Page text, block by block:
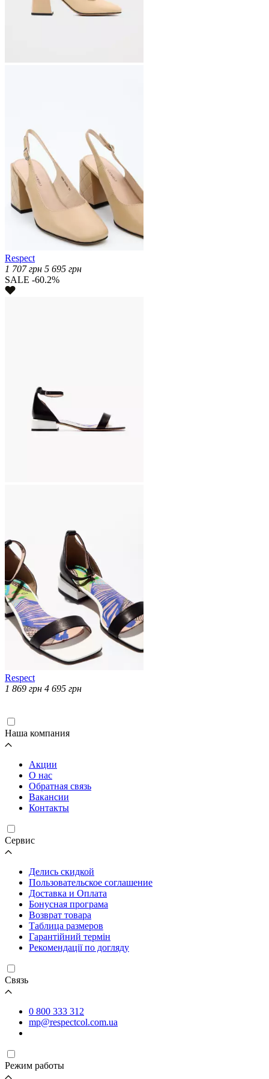
Respect
1 707грн 5 695 грн
SALE -60.2%
Respect
1 869 грн 4 695 грн
Наша компания
Акции
О нас
Обратная связь
Вакансии
Контакты
Cервис
Делись скидкой
Пользовательское соглашение
Доставка и Оплата
Бонусная програма
Возврат товара
Таблица размеров
Гарантійний термін
Рекомендації по догляду
Связь
0 800 333 312
mp@respectcol.com.ua
Режим работы